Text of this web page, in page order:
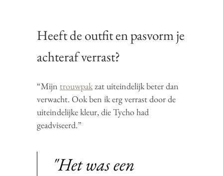
Heeft de outfit en pasvorm je
achteraf verrast?
“Mijn trouwpakzat uiteindelijk beter dan
verwacht. Ook ben ik erg verrast door de
uiteindelijke kleur, die Tycho had
geadviseerd.”
"Het was een